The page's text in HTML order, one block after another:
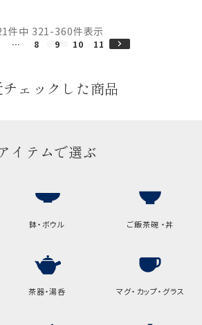
件中 321 -360件表示
… 8 9 10 11
チェックした商品
イテムで選ぶ
鉢・ボウル ご飯茶碗 ・丼
茶器・湯呑 マグ・カップ・グラス